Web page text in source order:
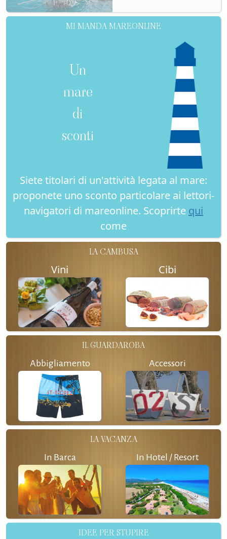
MI MANDA MAREONLINE
Un
mare
di
sconti
Siete titolari di un'attività legata al mare:
proponete uno sconto particolare ai lettori-
navigatori di mareonline. Scoprirte qui
come
LA CAMBUSA
Vini Cibi
IL GUARDAROBA
Abbigliamento Accessori
LA VACANZA
In Barca In Hotel / Resort
IDEE PER STUPIRE